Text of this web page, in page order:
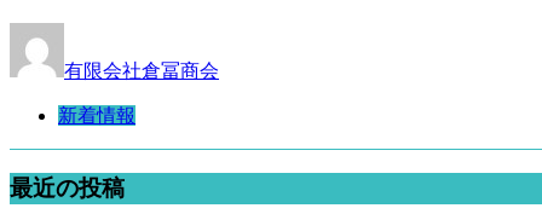
有限会社倉冨商会
新着情報
最近の投稿